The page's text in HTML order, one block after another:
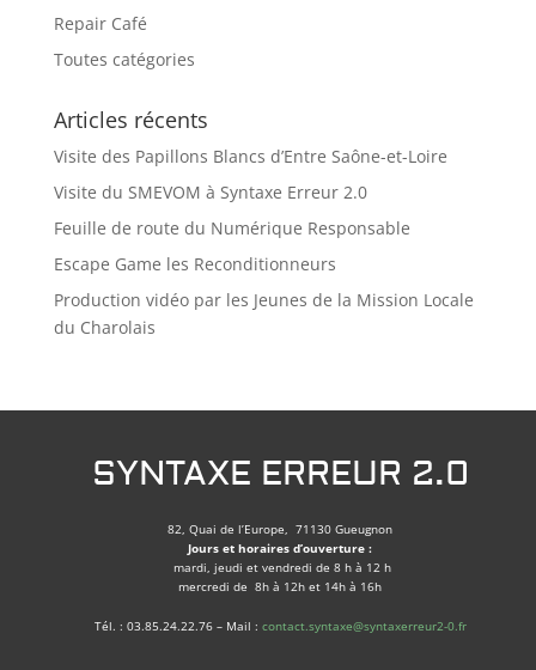
Repair Café
Toutes catégories
Articles récents
Visite des Papillons Blancs d’Entre Saône-et-Loire
Visite du SMEVOM à Syntaxe Erreur 2.0
Feuille de route du Numérique Responsable
Escape Game les Reconditionneurs
Production vidéo par les Jeunes de la Mission Locale
du Charolais
SYNTAXE ERREUR 2.0
82, Quai de l’Europe, 71130 Gueugnon
Jours et horaires d’ouverture :
mardi, jeudi et vendredi de 8 h à 12 h
mercredi de 8h à 12h et 14h à 16h
Tél. : 03.85.24.22.76 – Mail : contact.syntaxe@syntaxerreur2-0.fr